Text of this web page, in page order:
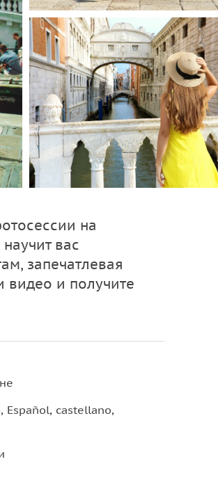
на
вас
запечатлевая
и получите
Español, castellano,